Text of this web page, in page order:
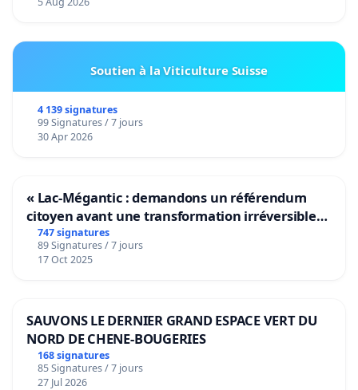
Soutien à la Viticulture Suisse
4 139 signatures
99 Signatures / 7 jours
30 Apr 2026
« Lac-Mégantic : demandons un référendum
citoyen avant une transformation irréversible
de notre territoire »
747 signatures
89 Signatures / 7 jours
17 Oct 2025
SAUVONS LE DERNIER GRAND ESPACE VERT DU
NORD DE CHENE-BOUGERIES
168 signatures
85 Signatures / 7 jours
27 Jul 2026